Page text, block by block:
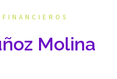
Molina